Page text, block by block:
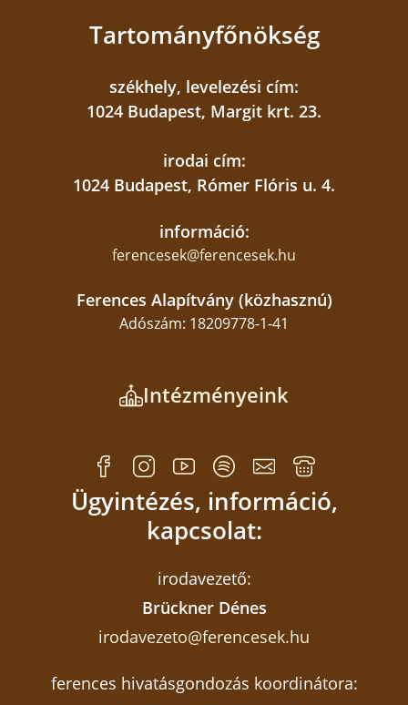
Tartományfőnökség
székhely, levelezési cím:
1024 Budapest, Margit krt. 23.
irodai cím:
1024 Budapest, Rómer Flóris u. 4.
információ:
ferencesek@ferencesek.hu
Ferences Alapítvány (közhasznú)
Adószám: 18209778-1-41
Intézményeink
Ügyintézés, információ,
kapcsolat:
irodavezető:
Brückner Dénes
irodavezeto@ferencesek.hu
ferences hivatásgondozás koordinátora: